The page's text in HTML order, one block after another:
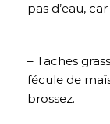
pas d’eau,
– Taches
fécule de
brossez.